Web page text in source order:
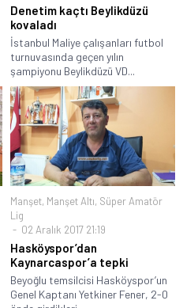
Denetim kaçtı Beylikdüzü
kovaladı
İstanbul Maliye çalışanları futbol
turnuvasında geçen yılın
şampiyonu Beylikdüzü VD...
Manşet, Manşet Altı, Süper Amatör
Lig
02 Aralık 2017 21:19
Hasköyspor’dan
Kaynarcaspor’a tepki
Beyoğlu temsilcisi Hasköyspor’un
Genel Kaptanı Yetkiner Fener, 2-0